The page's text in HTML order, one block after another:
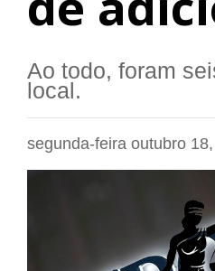
Ao todo, foram
local.
segunda-feira outubro